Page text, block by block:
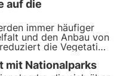
um eine
und den Planeten
auf die
immer häufiger
und den Anbau von
die Vegetation
für
mit Nationalparks